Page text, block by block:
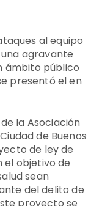
al equipo
agravante
ámbito público
presentó el en
la Asociación
de Buenos
de ley de
el objetivo de
sean
del delito de